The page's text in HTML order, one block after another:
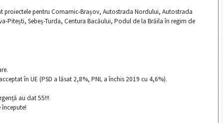
proiectele pentru Comarnic-Brașov, Autostrada Nordului, Autostrada
Pitești, Sebeș-Turda, Centura Bacăului, Podul de la Brăila în regim de
în UE (PSD a lăsat 2,8%, PNL a închis 2019 cu 4,6%).
au dat 55!!!